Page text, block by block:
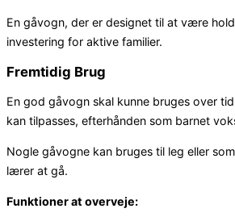
En gåvogn, der er designet til at være
investering for aktive familier.
Fremtidig Brug
En god gåvogn skal kunne bruges over
kan tilpasses, efterhånden som barnet
Nogle gåvogne kan bruges til leg eller
lærer at gå.
Funktioner at overveje: